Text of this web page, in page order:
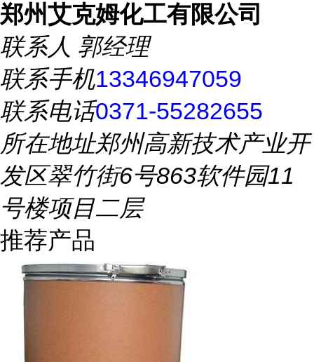
郑州艾克姆化工有限公司
联系人 郭经理
联系手机13346947059
联系电话0371-55282655
所在地址郑州高新技术产业开
发区翠竹街6号863软件园11
号楼项目二层
推荐产品